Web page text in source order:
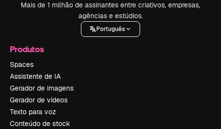
Mais de 1 milhão de assinantes entre criativos, empresas,
agências e estúdios.
Português
Produtos
Spaces
Assistente de IA
Gerador de imagens
Gerador de vídeos
Texto para voz
Conteúdo de stock